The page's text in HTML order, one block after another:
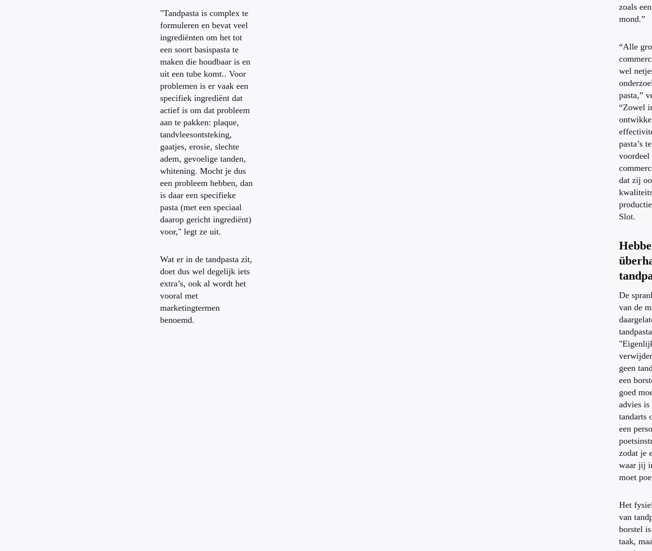
"Tandpasta is complex te
formuleren en bevat veel
ingrediënten om het tot
een soort basispasta te
maken die houdbaar is en
uit een tube komt.. Voor
problemen is er vaak een
specifiek ingrediënt dat
actief is om dat probleem
aan te pakken: plaque,
tandvleesontsteking,
gaatjes, erosie, slechte
adem, gevoelige tanden,
whitening. Mocht je dus
een probleem hebben, dan
is daar een specifieke
pasta (met een speciaal
daarop gericht ingrediënt)
voor," legt ze uit.
Wat er in de tandpasta zit,
doet dus wel degelijk iets
extra’s, ook al wordt het
vooral met
marketingtermen
benoemd.
zoals
mond.”
“Alle
wel
pasta,”
“Zowel
pasta’s
voordeel
dat zij
Slot.
De
van de
geen
een
goed
advies is
tandarts
een
zodat je
waar jij
moet
Het
van
borstel
taak,